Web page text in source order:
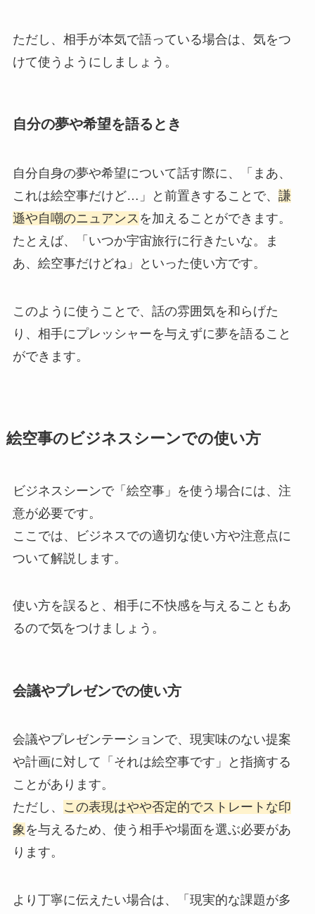
ただし、相手が本気で語っている場合は、気をつ
けて使うようにしましょう。
自分の夢や希望を語るとき
自分自身の夢や希望について話す際に、「まあ、
これは絵空事だけど…」と前置きすることで、 謙
遜や自嘲のニュアンス を加えることができます。
たとえば、「いつか宇宙旅行に行きたいな。ま
あ、絵空事だけどね」といった使い方です。
このように使うことで、話の雰囲気を和らげた
り、相手にプレッシャーを与えずに夢を語ること
ができます。
絵空事のビジネスシーンでの使い方
ビジネスシーンで「絵空事」を使う場合には、注
意が必要です。
ここでは、ビジネスでの適切な使い方や注意点に
ついて解説します。
使い方を誤ると、相手に不快感を与えることもあ
るので気をつけましょう。
会議やプレゼンでの使い方
会議やプレゼンテーションで、現実味のない提案
や計画に対して「それは絵空事です」と指摘する
ことがあります。
ただし、
この表現はやや否定的でストレートな印
象 を与えるため、使う相手や場面を選ぶ必要があ
ります。
より丁寧に伝えたい場合は、「現実的な課題が多